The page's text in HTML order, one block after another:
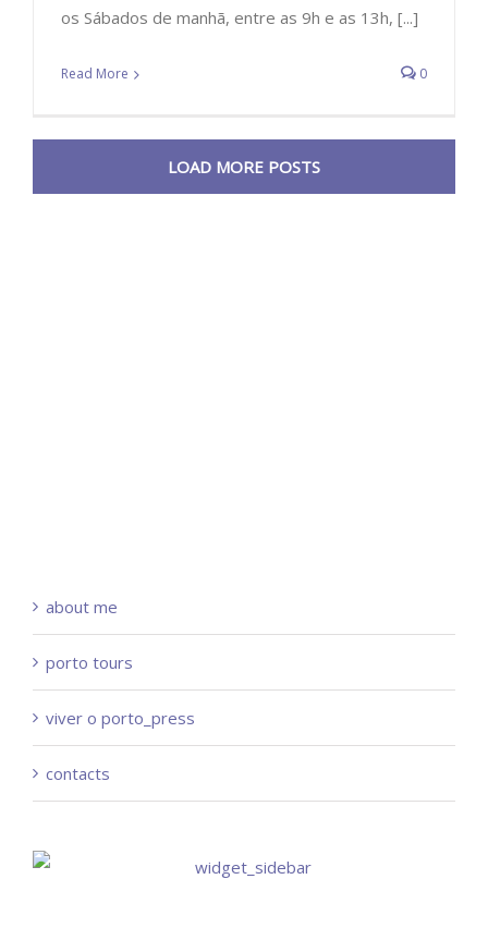
os Sábados de manhã, entre as 9h e as 13h, [...]
Read More 0
LOAD MORE POSTS
about me
porto tours
viver o porto_press
contacts